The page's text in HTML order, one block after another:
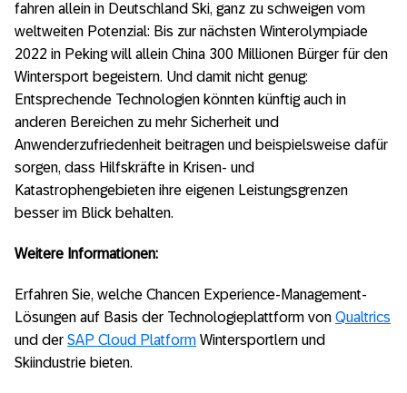
fahren allein in Deutschland Ski, ganz zu schweigen vom
weltweiten Potenzial: Bis zur nächsten Winterolympiade
2022 in Peking will allein China 300 Millionen Bürger für den
Wintersport begeistern. Und damit nicht genug:
Entsprechende Technologien könnten künftig auch in
anderen Bereichen zu mehr Sicherheit und
Anwenderzufriedenheit beitragen und beispielsweise dafür
sorgen, dass Hilfskräfte in Krisen- und
Katastrophengebieten ihre eigenen Leistungsgrenzen
besser im Blick behalten.
Weitere Informationen:
Erfahren Sie, welche Chancen Experience-Management-
Lösungen auf Basis der Technologieplattform von Qualtrics
und der SAP Cloud Platform Wintersportlern und
Skiindustrie bieten.